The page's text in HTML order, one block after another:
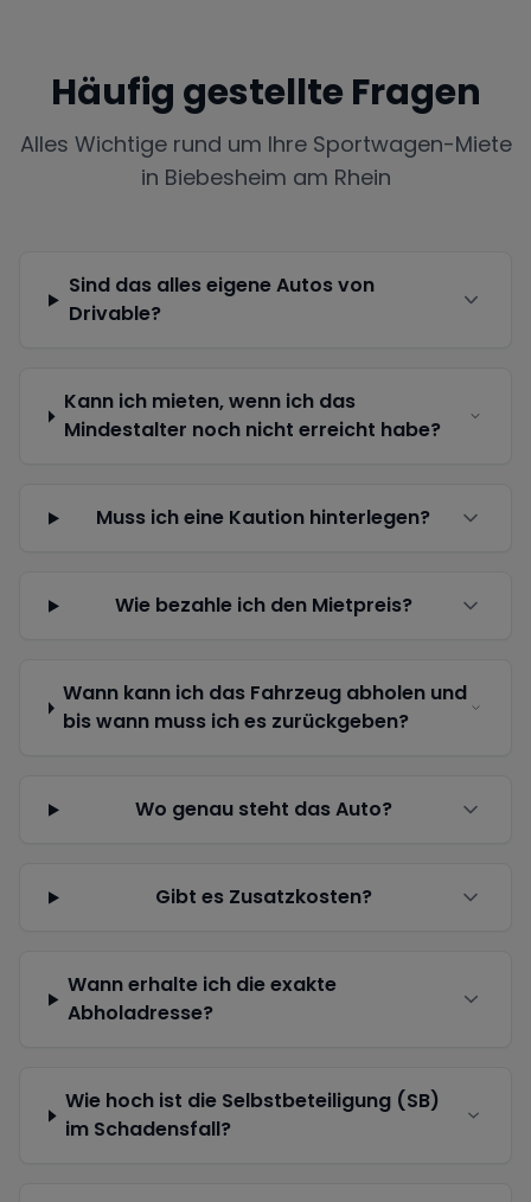
Häufig gestellte Fragen
Alles Wichtige rund um Ihre Sportwagen-Miete
in Biebesheim am Rhein
Sind das alles eigene Autos von
Drivable?
Kann ich mieten, wenn ich das
Mindestalter noch nicht erreicht habe?
Muss ich eine Kaution hinterlegen?
Wie bezahle ich den Mietpreis?
Wann kann ich das Fahrzeug abholen und
bis wann muss ich es zurückgeben?
Wo genau steht das Auto?
Gibt es Zusatzkosten?
Wann erhalte ich die exakte
Abholadresse?
Wie hoch ist die Selbstbeteiligung (SB)
im Schadensfall?